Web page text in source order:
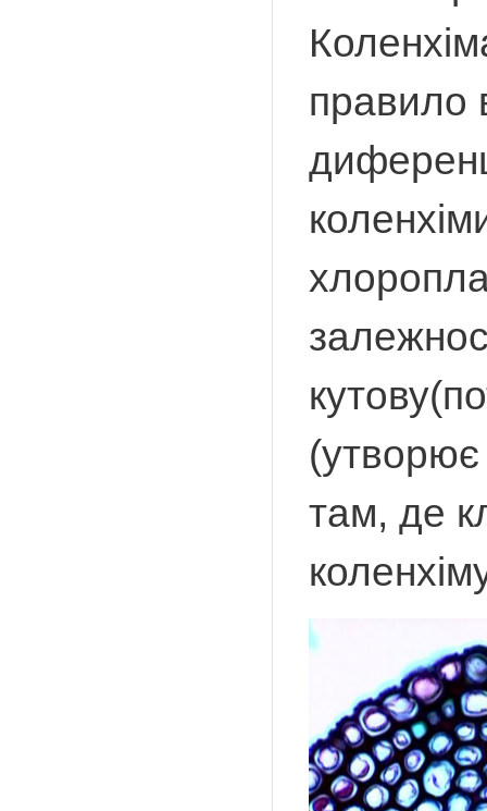
правило
(утворює
там, де